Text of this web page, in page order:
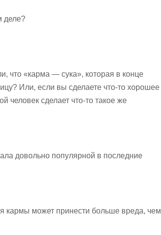
деле?
что «карма— сука», которая в конце
Или, если вы сделаете что-то хорошее
человек сделает что-то такое же
довольно популярной в последние
кармы может принести больше вреда, чем